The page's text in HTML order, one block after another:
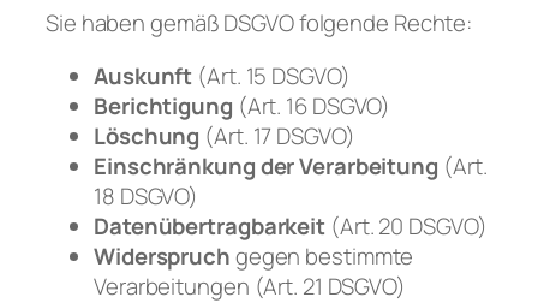
Sie haben gemäß DSGVO folgende Rechte:
Auskunft (Art. 15 DSGVO)
Berichtigung (Art. 16 DSGVO)
Löschung (Art. 17 DSGVO)
Einschränkung der Verarbeitung (Art.
18 DSGVO)
Datenübertragbarkeit (Art. 20 DSGVO)
Widerspruchgegen bestimmte
Verarbeitungen (Art. 21 DSGVO)